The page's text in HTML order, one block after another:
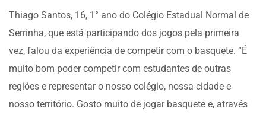
Thiago Santos, 16, 1° ano do Colégio Estadual Normal de
Serrinha, que está participando dos jogos pela primeira
vez, falou da experiência de competir com o basquete. “É
muito bom poder competir com estudantes de outras
regiões e representar o nosso colégio, nossa cidade e
nosso território. Gosto muito de jogar basquete e, através